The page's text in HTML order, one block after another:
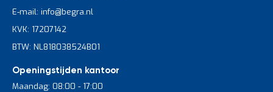
Zo groeit je stelling mee met je voorraad en voorkom je
onnodige investeringen of herinrichting.
Voor stabiliteit worden essentiële onderdelen zoals schoren
verankering aan vloer of wand wenselijk zijn.
E-mail: info@begra.nl
KVK: 17207142
BTW: NL818038524B01
Openingstijden kantoor
Maandag: 08:00 - 17:00